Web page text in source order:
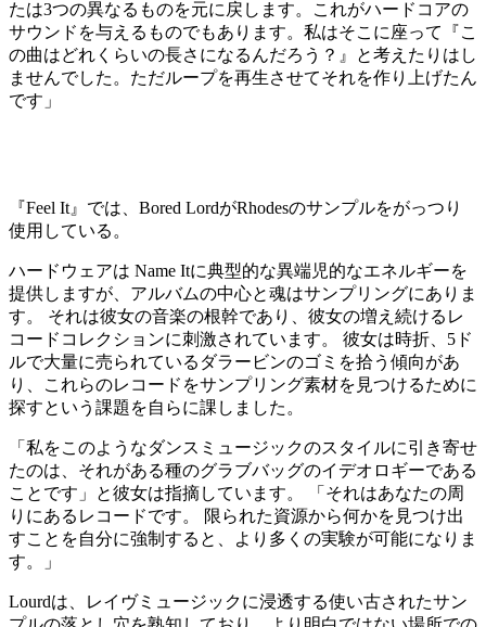
たは3つの異なるものを元に戻します。これがハードコアの
サウンドを与えるものでもあります。私はそこに座って『こ
の曲はどれくらいの長さになるんだろう？』と考えたりはし
ませんでした。ただループを再生させてそれを作り上げたん
です」
『Feel It』では、Bored LordがRhodesのサンプルをがっつり
使用している。
ハードウェアは Name Itに典型的な異端児的なエネルギーを
提供しますが、アルバムの中心と魂はサンプリングにありま
す。 それは彼女の音楽の根幹であり、彼女の増え続けるレ
コードコレクションに刺激されています。 彼女は時折、5ド
ルで大量に売られているダラービンのゴミを拾う傾向があ
り、これらのレコードをサンプリング素材を見つけるために
探すという課題を自らに課しました。
「私をこのようなダンスミュージックのスタイルに引き寄せ
たのは、それがある種のグラブバッグのイデオロギーである
ことです」と彼女は指摘しています。 「それはあなたの周
りにあるレコードです。 限られた資源から何かを見つけ出
すことを自分に強制すると、より多くの実験が可能になりま
す。」
Lourdは、レイヴミュージックに浸透する使い古されたサン